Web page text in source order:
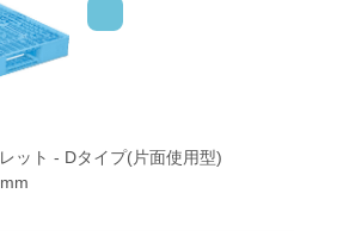
ット - Dタイプ(片面使用型)